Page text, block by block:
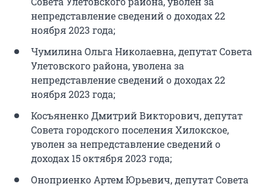
непредставление сведений о доходах 22
ноября 2023 года;
Чумилина Ольга Николаевна, депутат Совета
Улетовского района, уволена за
непредставление сведений о доходах 22
ноября 2023 года;
Косъяненко Дмитрий Викторович, депутат
Совета городского поселения Хилокское,
уволен за непредставление сведений о
доходах 15 октября 2023 года;
Оноприенко Артем Юрьевич, депутат Совета